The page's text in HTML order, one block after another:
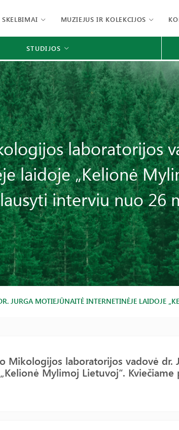
MUZIEJUS IR KOLEKCIJOS
STUDIJOS
laboratorijos
laidoje „Kelionė
interviu nuo 26
JURGA MOTIEJŪNAITĖ INTERNETINĖJE LAIDOJE
Mikologijos laboratorijos vadovė dr.
Mylimoj Lietuvoj“.